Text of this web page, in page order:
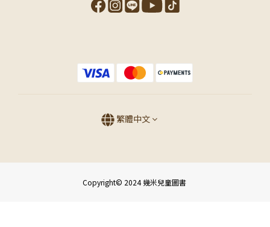
繁體中文
Copyright© 2024 幾米兒童圖書